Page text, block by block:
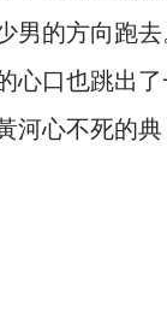
男的方向跑
心口也跳出
河心不死的典